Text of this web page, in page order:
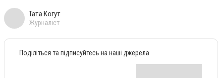
Тата Когут
Журналіст
Поділіться та підписуйтесь на наші джерела